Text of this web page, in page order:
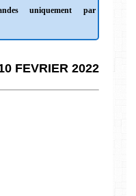
uniquement par
FEVRIER 2022